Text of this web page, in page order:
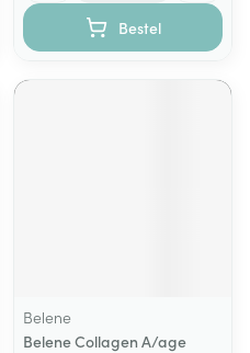
Bestel
Belene
Belene Collagen A/age